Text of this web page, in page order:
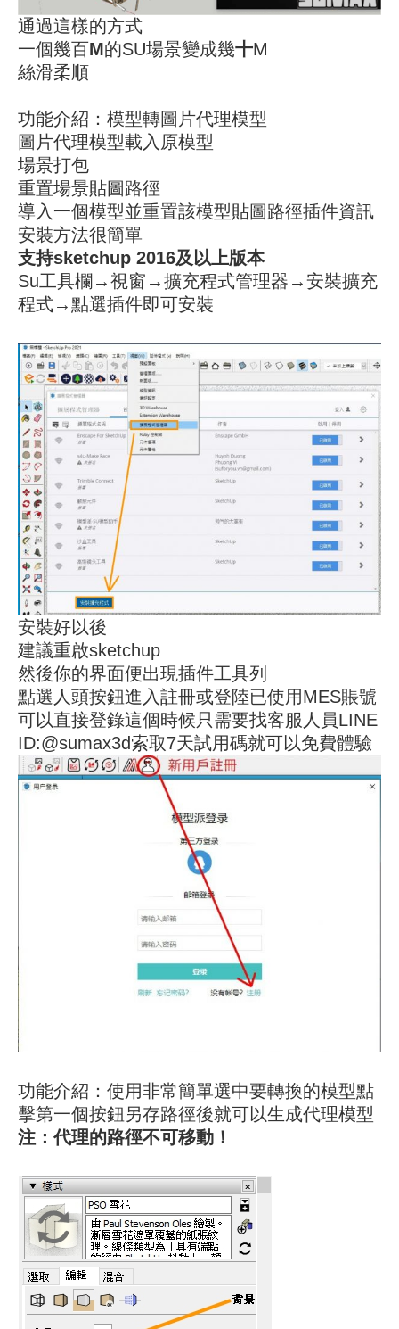
通過這樣的方式
一個幾百M的SU場景變成幾十M
絲滑柔順
功能介紹：模型轉圖片代理模型
圖片代理模型載入原模型
場景打包
重置場景貼圖路徑
導入一個模型並重置該模型貼圖路徑插件資訊
安裝方法很簡單
支持sketchup 2016及以上版本
Su工具欄→視窗→擴充程式管理器→安裝擴充
程式→點選插件即可安裝
安裝好以後
建議重啟sketchup
然後你的界面便出現插件工具列
點選人頭按鈕進入註冊或登陸已使用MES賬號
可以直接登錄這個時候只需要找客服人員LINE
ID:@sumax3d索取7天試用碼就可以免費體驗
功能介紹：使用非常簡單選中要轉換的模型點
擊第一個按鈕另存路徑後就可以生成代理模型
注：代理的路徑不可移動！